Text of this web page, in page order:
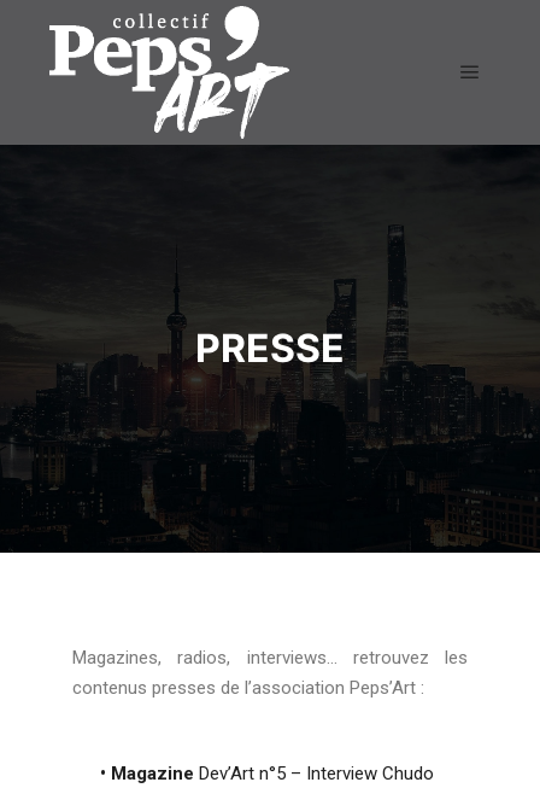
PRESSE
Magazines, radios, interviews… retrouvez les
contenus presses de l’association Peps’Art :
• Magazine Dev’Art n°5 – Interview Chudo